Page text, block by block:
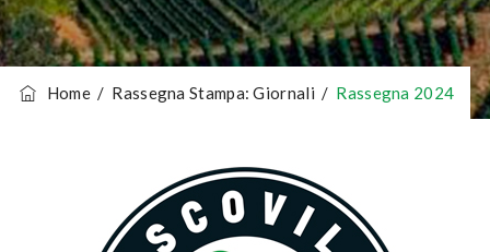
Home/ Rassegna Stampa: Giornali / Rassegna 2024